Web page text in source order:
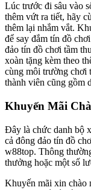
Lúc trước đi sâu vào
thêm vứt ra tiết, hãy
thêm lại nhắm vắt.
để say đắm tín đồ
đảo tín đồ chơi tầm
xoàn tặng kèm theo
cùng môi trường chơi
thành viên cũng gồm
Khuyến Mãi
Đây là chức danh bộ
cả đông đảo tín đồ
w88top. Thông
thưởng hoặc một số
Khuyến mãi xin chào